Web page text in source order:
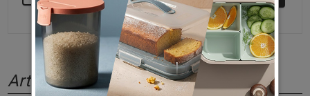
Artículos relacionados